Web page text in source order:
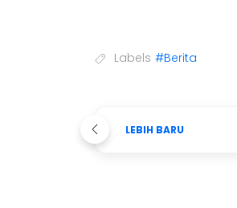
Labels #Berita
LEBIH BARU